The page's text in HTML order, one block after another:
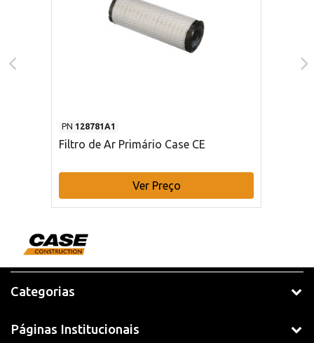
PN 128781A1
Filtro de Ar Primário Case CE
Ver Preço
Categorias
Páginas Institucionais